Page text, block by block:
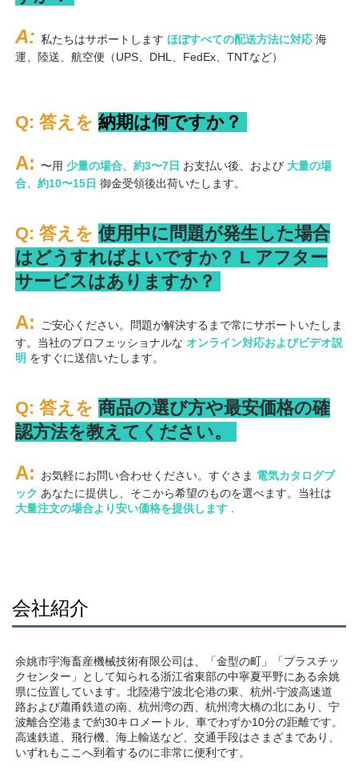
A: 私たちはサポートします ほぼすべての配送方法に対応 海
運、陸送、航空便（UPS、DHL、FedEx、TNTなど）
Q: 答えを 納期は何ですか？
A: 〜用 少量の場合、約3〜7日 お支払い後、および 大量の場
合、約10〜15日 御金受領後出荷いたします。
Q: 答えを 使用中に問題が発生した場合
はどうすればよいですか？ L アフター
サービスはありますか？
A:
ご安心ください。問題が解決するまで常にサポートいたしま
す。当社のプロフェッショナルな オンライン対応およびビデオ説
明 をすぐに送信いたします。
Q: 答えを 商品の選び方や最安価格の確
認方法を教えてください。
A: お気軽にお問い合わせください。すぐさま 電気カタログブ
ック
大量注文の場合より安い価格を提供します .
会社紹介
余姚市宇海畜産機械技術有限公司は、「金型の町」「プラスチッ
クセンター」として知られる浙江省東部の中寧夏平野にある余姚
県に位置しています。北陸港宁波北仑港の東、杭州-宁波高速道
路および蕭甬鉄道の南、杭州湾の西、杭州湾大橋の北にあり、宁
波離合空港まで約30キロメートル、車でわずか10分の距離です。
高速鉄道、飛行機、海上輸送など、交通手段はさまざまであり、
いずれもここへ到着するのに非常に便利です。